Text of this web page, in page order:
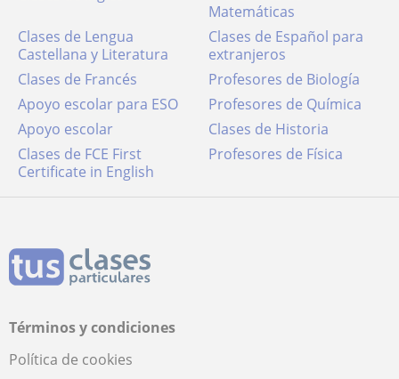
Matemáticas
Clases de Lengua
Castellana y Literatura
Clases de Español para
extranjeros
Clases de Francés
Profesores de Biología
Apoyo escolar para ESO
Profesores de Química
Apoyo escolar
Clases de Historia
Clases de FCE First
Certificate in English
Profesores de Física
Términos y condiciones
Política de cookies